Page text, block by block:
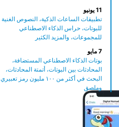
11 يونيو
تطبيقات الساعات الذكية، النصوص الغنية
للبوتات، حراس الذكاء الاصطناعي
للمجموعات، والمزيد الكثير
7 مايو
بوتات الذكاء الاصطناعي المستضافة،
المحادثات بين البوتات، أتمتة المحادثات،
البحث في أكثر من ١٠٠ مليون رمز تعبيري
وملصق